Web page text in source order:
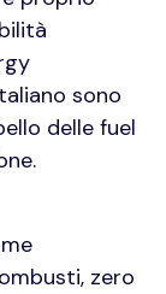
sono
delle fuel
zero